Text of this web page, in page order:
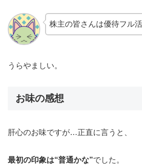
株主の皆さんは優待フル
うらやましい。
お味の感想
肝心のお味ですが…正直に言うと、
最初の印象は“普通かな”でした。